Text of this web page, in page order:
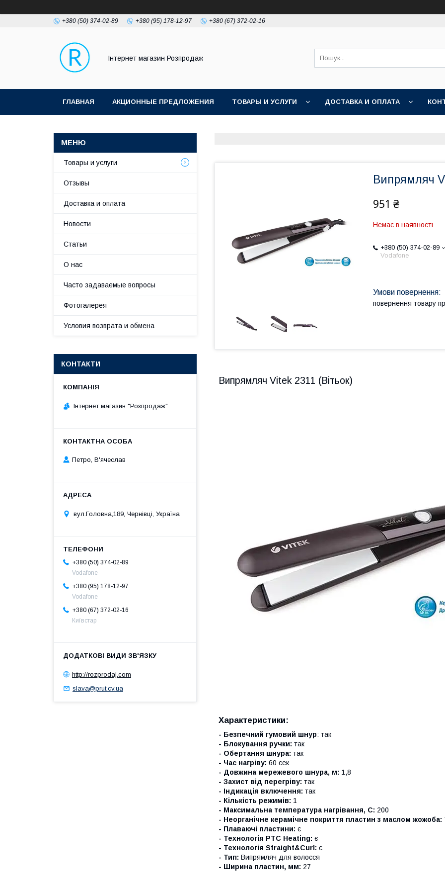
+380 (50) 374-02-89 +380 (95) 178-12-97 +380 (67) 372-02-16
Інтернет магазин Розпродаж
ГЛАВНАЯ АКЦИОННЫЕ ПРЕДЛОЖЕНИЯ ТОВАРЫ И УСЛУГИ ДОСТАВКА И ОПЛАТА
Випрямляч
951 ₴
Немає в наявності
+380 (50) 374-02-89
Vodafone
повернення товару
Випрямляч Vitek 2311 (Вітьок)
Характеристики:
- Безпечний гумовий шнур: так
- Блокування ручки: так
- Обертання шнура: так
- Час нагріву: 60 сек
- Довжина мережевого шнура, м: 1,8
- Захист від перегріву: так
- Індикація включення: так
- Кількість режимів: 1
- Максимальна температура нагрівання, С: 200
- Неорганічне керамічне покриття пластин з маслом жожоба:
- Плаваючі пластини: є
- Технологія PTC Heating: є
- Технологія Straight&Curl: є
- Тип: Випрямляч для волосся
- Ширина пластин, мм: 27
Товары и услуги
Отзывы
Доставка и оплата
Новости
Статьи
О нас
Часто задаваемые вопросы
Фотогалерея
Условия возврата и обмена
КОНТАКТИ
Інтернет магазин "Розпродаж"
Петро, В'ячеслав
вул.Головна,189, Чернівці, Україна
+380 (50) 374-02-89
Vodafone
+380 (95) 178-12-97
Vodafone
+380 (67) 372-02-16
Київстар
http://rozprodaj.com
slava@prut.cv.ua